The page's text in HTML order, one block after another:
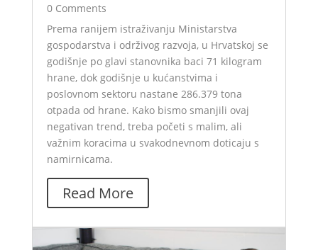
0 Comments
Prema ranijem istraživanju Ministarstva
gospodarstva i održivog razvoja, u Hrvatskoj se
godišnje po glavi stanovnika baci 71 kilogram
hrane, dok godišnje u kućanstvima i
poslovnom sektoru nastane 286.379 tona
otpada od hrane. Kako bismo smanjili ovaj
negativan trend, treba početi s malim, ali
važnim koracima u svakodnevnom doticaju s
namirnicama.
Read More